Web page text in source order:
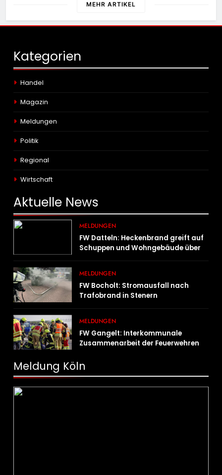
MEHR ARTIKEL
Kategorien
Handel
Magazin
Meldungen
Politik
Regional
Wirtschaft
Aktuelle News
MELDUNGEN
FW Datteln: Heckenbrand greift auf
Schuppen und Wohngebäude über
MELDUNGEN
FW Bocholt: Stromausfall nach
Trafobrand in Stenern
MELDUNGEN
FW Gangelt: Interkommunale
Zusammenarbeit der Feuerwehren
Gangelt
Meldung Köln